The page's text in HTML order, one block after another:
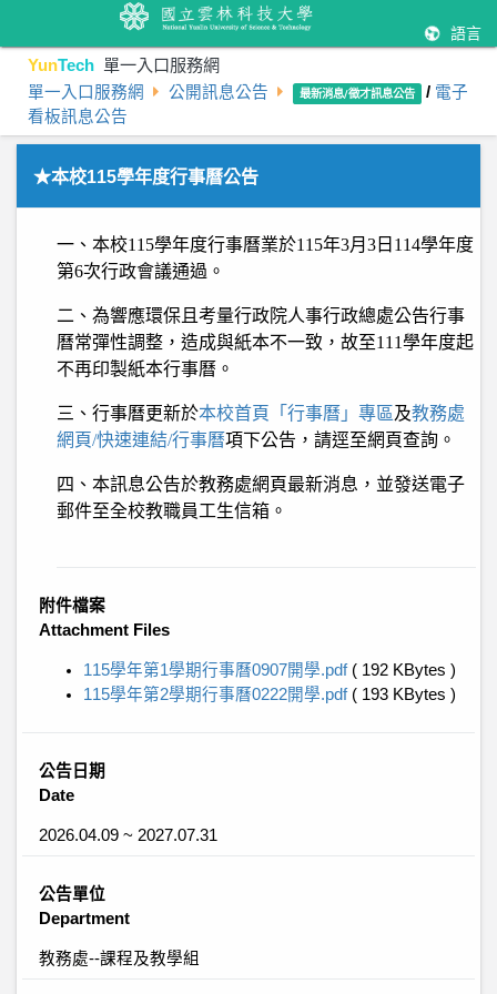
語言
YunTech 單一入口服務網
單一入口服務網 公開訊息公告 最新消息/徵才訊息公告 / 電子
看板訊息公告
★本校115學年度行事曆公告
一、本校115學年度行事曆業於115年3月3日114學年度
第6次行政會議通過。
二、為響應環保且考量行政院人事行政總處公告行事
曆常彈性調整，造成與紙本不一致，故至111學年度起
不再印製紙本行事曆。
三、行事曆更新於本校首頁「行事曆」專區 及教務處
網頁/快速連結/行事曆項下公告，請逕至網頁查詢。
四、本訊息公告於教務處網頁最新消息，並發送電子
郵件至全校教職員工生信箱。
附件檔案
Attachment Files
115學年第1學期行事曆0907開學.pdf ( 192 KBytes )
115學年第2學期行事曆0222開學.pdf ( 193 KBytes )
公告日期
Date
2026.04.09 ~ 2027.07.31
公告單位
Department
教務處--課程及教學組